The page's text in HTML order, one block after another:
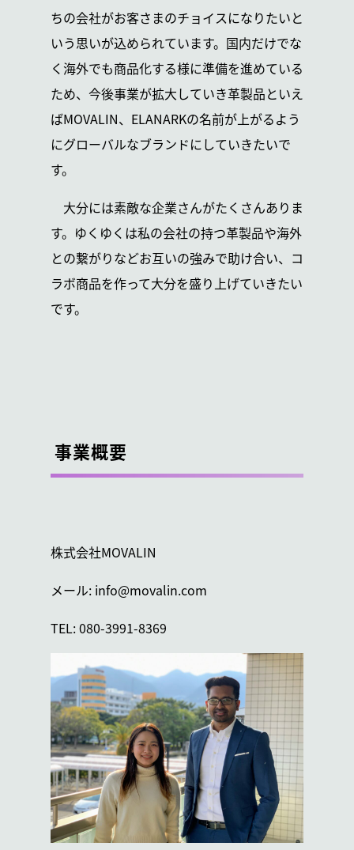
ちの会社がお客さまのチョイスになりたいと
いう思いが込められています。国内だけでな
く海外でも商品化する様に準備を進めている
ため、今後事業が拡大していき革製品といえ
ばMOVALIN、ELANARKの名前が上がるよう
にグローバルなブランドにしていきたいで
す。
大分には素敵な企業さんがたくさんありま
す。ゆくゆくは私の会社の持つ革製品や海外
との繋がりなどお互いの強みで助け合い、コ
ラボ商品を作って大分を盛り上げていきたい
です。
事業概要
株式会社MOVALIN
メール: info@movalin.com
TEL: 080-3991-8369